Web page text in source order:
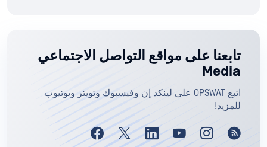
تابعنا على مواقع التواصل الاجتماعي
Media
اتبع OPSWAT على لينكد إن وفيسبوك وتويتر ويوتيوب
للمزيد!